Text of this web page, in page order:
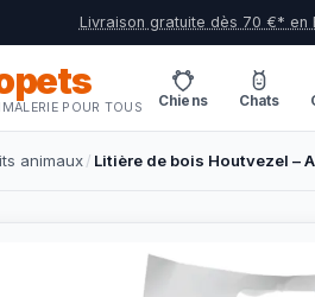
Livraison gratuite dès 70 €* en
POUR TOUS Chiens Chats
animaux/ Litière de bois Houtvezel –